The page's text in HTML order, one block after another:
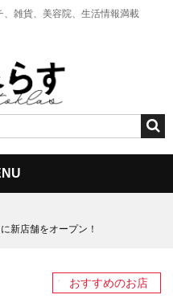
、雑貨、美容院、生活情報満載
新店舗をオープン！
おすすめのお店